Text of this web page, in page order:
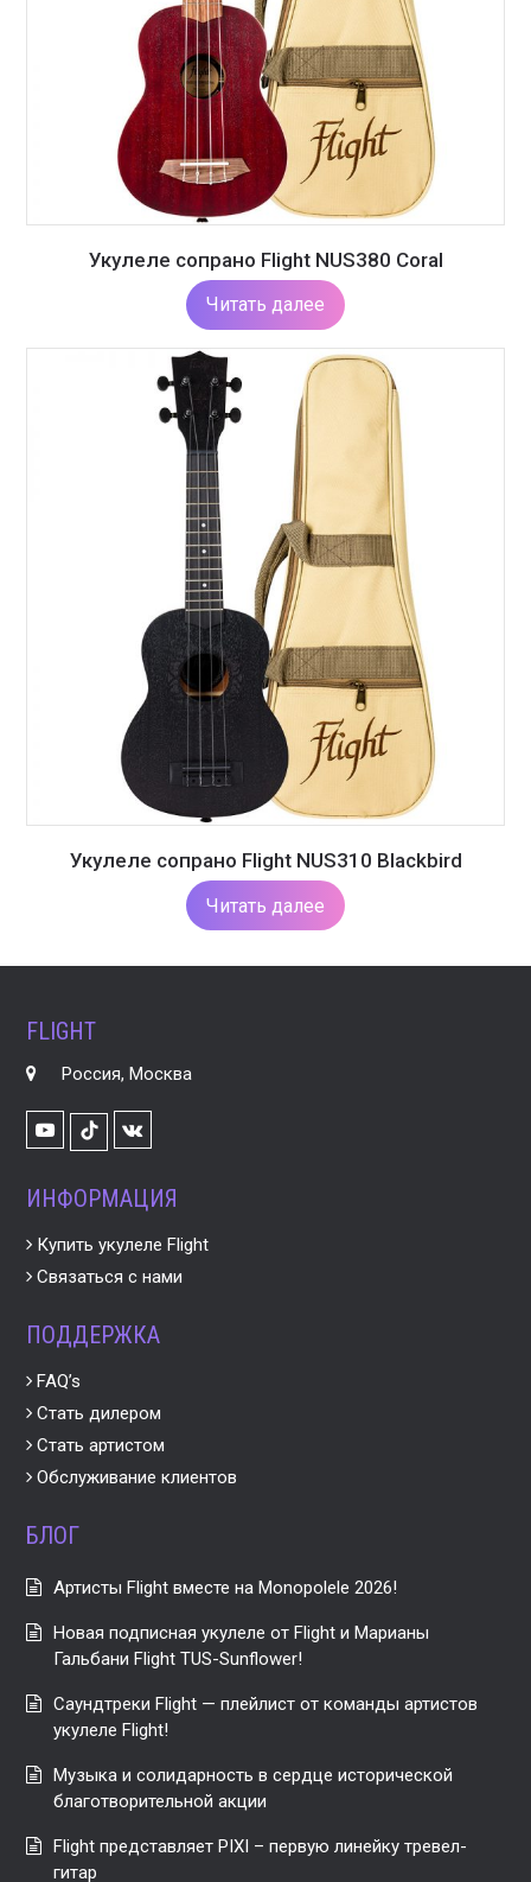
Укулеле сопрано Flight NUS380 Coral
Читать далее
Укулеле сопрано Flight NUS310 Blackbird
Читать далее
FLIGHT
Россия, Москва
YoutubeTikTok
VK
ИНФОРМАЦИЯ
Купить укулеле Flight
Связаться с нами
ПОДДЕРЖКА
FAQ’s
Стать дилером
Стать артистом
Обслуживание клиентов
БЛОГ
Артисты Flight вместе на Monopolele 2026!
Новая подписная укулеле от Flight и Марианы
Гальбани Flight TUS-Sunflower!
Саундтреки Flight — плейлист от команды артистов
укулеле Flight!
Музыка и солидарность в сердце исторической
благотворительной акции
Flight представляет PIXI – первую линейку тревел-
гитар